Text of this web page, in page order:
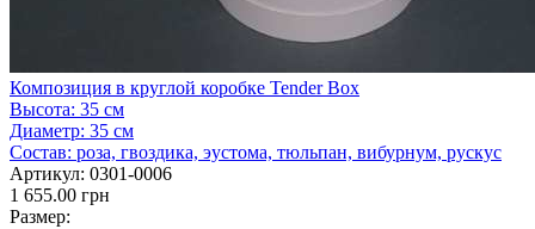
Композиция в круглой коробке Tender Box
Высота: 35 см
Диаметр: 35 см
Состав: роза, гвоздика, эустома, тюльпан, вибурнум, рускус
Артикул: 0301-0006
1 655.00 грн
Размер: